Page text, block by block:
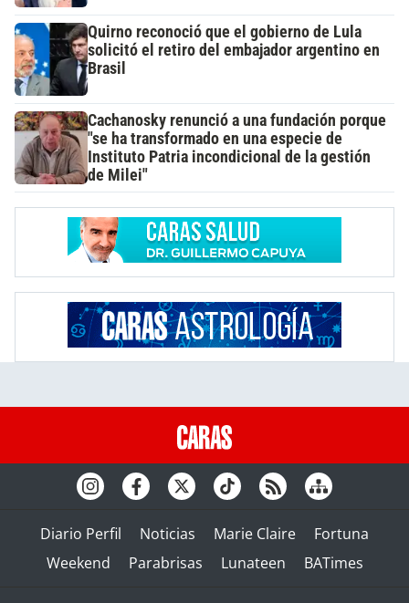
Quirno reconoció que el gobierno de Lula
solicitó el retiro del embajador argentino en
Brasil
Cachanosky renunció a una fundación porque
"se ha transformado en una especie de
Instituto Patria incondicional de la gestión
de Milei"
Diario Perfil Noticias Marie Claire
Fortuna
Weekend
Parabrisas Lunateen BATimes